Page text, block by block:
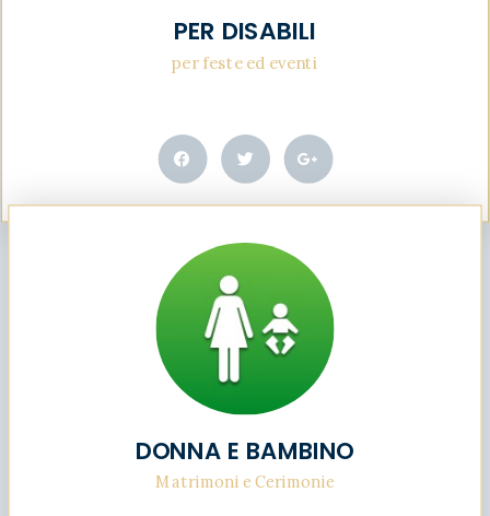
PER DISABILI
per feste ed eventi
DONNA E BAMBINO
Matrimoni e Cerimonie